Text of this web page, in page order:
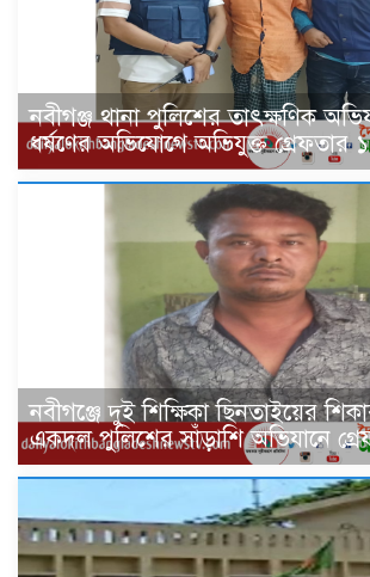
নবীগঞ্জ থানা পুলিশের তাৎক্ষণিক
ধর্ষণের অভিযোগে অভিযুক্ত গ্রেফতার ১
নবীগঞ্জে দুই শিক্ষিকা ছিনতাইয়ের
একদল পুলিশের সাঁড়াশি অভিযানে